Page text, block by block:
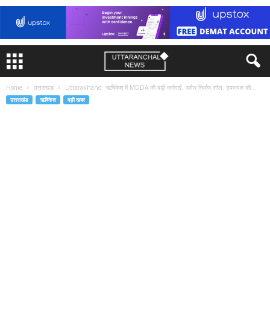
Home उत्तराखंड Uttarakhand: ऋषिकेश में MDDA की बड़ी कार्रवाई, अवैध निर्माण सील, उपाध्यक्ष की...
उत्तराखंड ऋषिकेश बड़ी खबर